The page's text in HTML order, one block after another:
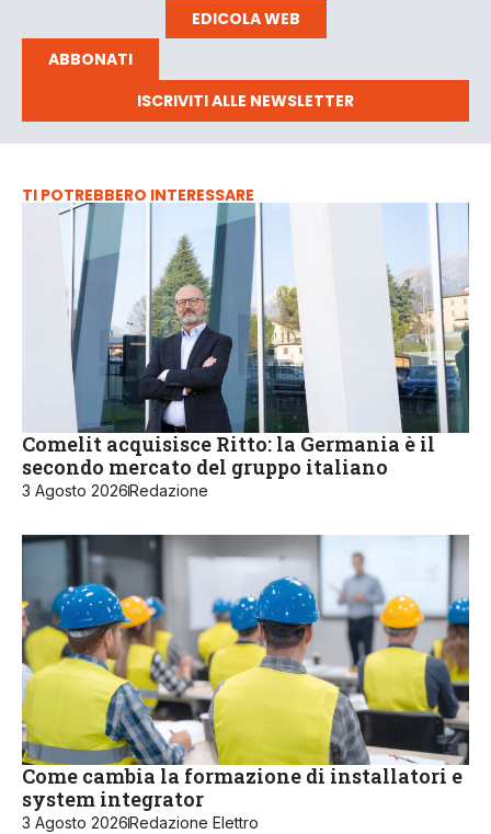
EDICOLA WEB
ABBONATI
ISCRIVITI ALLE NEWSLETTER
TI POTREBBERO INTERESSARE
Comelit acquisisce Ritto: la Germania è il
secondo mercato del gruppo italiano
3 Agosto 2026Redazione
Come cambia la formazione di installatori e
system integrator
3 Agosto 2026Redazione Elettro